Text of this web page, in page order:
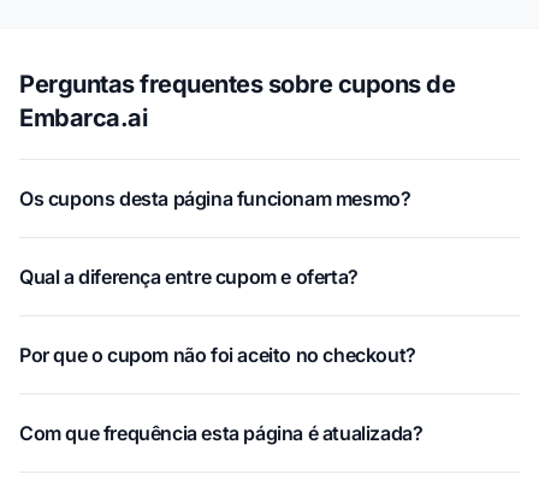
Perguntas frequentes sobre cupons de
Embarca.ai
Os cupons desta página funcionam mesmo?
Qual a diferença entre cupom e oferta?
Por que o cupom não foi aceito no checkout?
Com que frequência esta página é atualizada?